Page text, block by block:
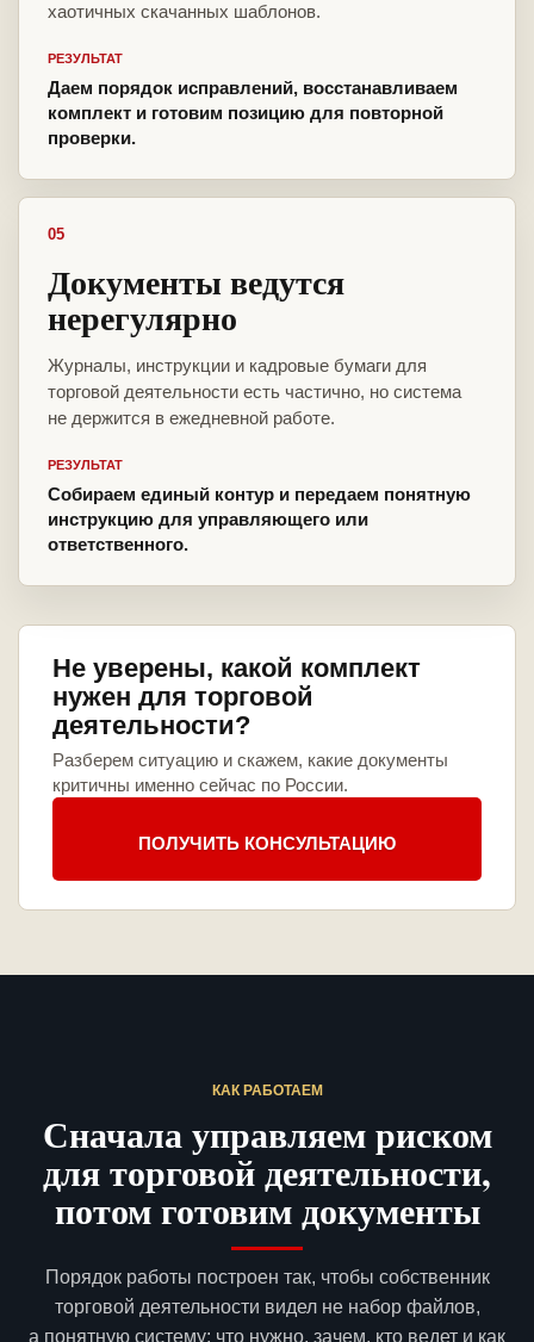
хаотичных скачанных шаблонов.
РЕЗУЛЬТАТ
Даем порядок исправлений, восстанавливаем
комплект и готовим позицию для повторной
проверки.
05
Документы ведутся
нерегулярно
Журналы, инструкции и кадровые бумаги для
торговой деятельности есть частично, но система
не держится в ежедневной работе.
РЕЗУЛЬТАТ
Собираем единый контур и передаем понятную
инструкцию для управляющего или
ответственного.
Не уверены, какой комплект
нужен для торговой
деятельности?
Разберем ситуацию и скажем, какие документы
критичны именно сейчас по России.
ПОЛУЧИТЬ КОНСУЛЬТАЦИЮ
КАК РАБОТАЕМ
Сначала управляем риском
для торговой деятельности,
потом готовим документы
Порядок работы построен так, чтобы собственник
торговой деятельности видел не набор файлов,
а понятную систему: что нужно, зачем, кто ведет и как